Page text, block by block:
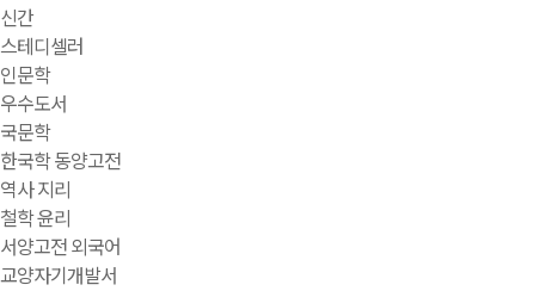
신간
스테디셀러
인문학
우수도서
국문학
한국학 동양고전
역사 지리
철학 윤리
서양고전 외국어
교양자기개발서